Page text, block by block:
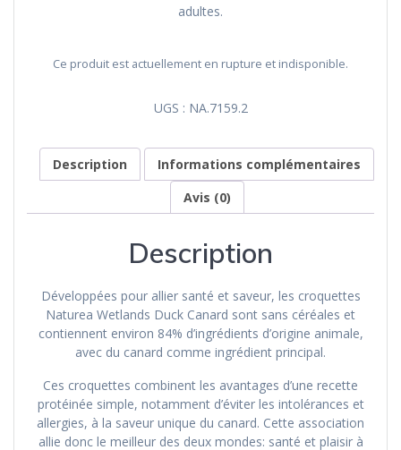
adultes.
Ce produit est actuellement en rupture et indisponible.
UGS : NA.7159.2
Description
Informations complémentaires
Avis (0)
Description
Développées pour allier santé et saveur, les croquettes
Naturea Wetlands Duck Canard sont sans céréales et
contiennent environ 84% d’ingrédients d’origine animale,
avec du canard comme ingrédient principal.
Ces croquettes combinent les avantages d’une recette
protéinée simple, notamment d’éviter les intolérances et
allergies, à la saveur unique du canard. Cette association
allie donc le meilleur des deux mondes: santé et plaisir à